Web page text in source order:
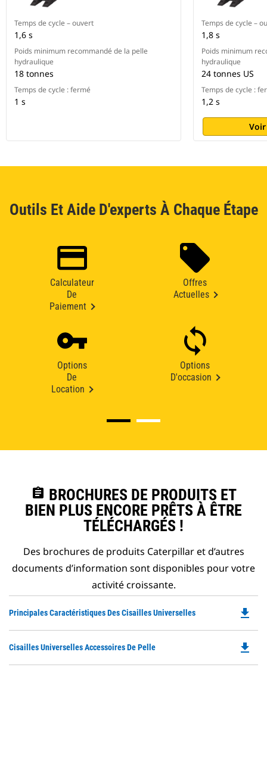
Temps de cycle – ouvert
1,6 s
Poids minimum recommandé de la pelle
hydraulique
18 tonnes
Temps de cycle : fermé
1 s
Temps de cycle –
1,8 s
Poids minimum
hydraulique
24 tonnes US
Temps de cycle :
1,2 s
Outils Et Aide D'experts À Chaque Étape
Calculateur
De
Paiement
Offres
Actuelles
Options
De
Location
Options
D'occasion
assignment BROCHURES DE PRODUITS ET
BIEN PLUS ENCORE PRÊTS À ÊTRE
TÉLÉCHARGÉS !
Des brochures de produits Caterpillar et d’autres
documents d’information sont disponibles pour votre
activité croissante.
Principales Caractéristiques Des Cisailles Universelles
a
file_download
Cisailles Universelles Accessoires De Pelle file_download